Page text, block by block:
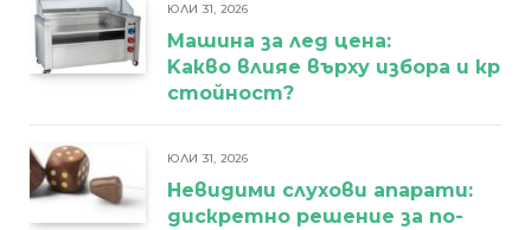
ЮЛИ 31, 2026
Машина за лед цена:
Kакво влияе върху избора и
стойност?
ЮЛИ 31, 2026
Невидими слухови апарати:
дискретно решение за по-